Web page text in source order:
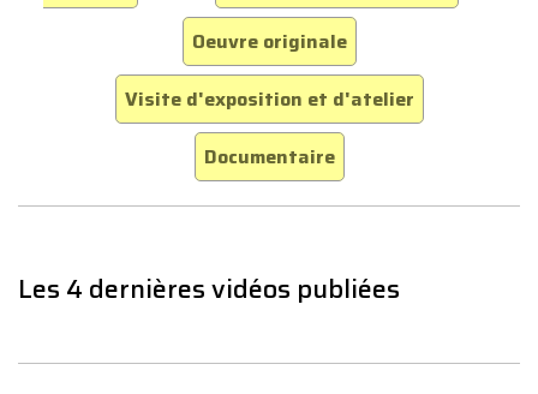
Oeuvre originale
Visite d'exposition et d'atelier
Documentaire
Les 4 dernières vidéos publiées